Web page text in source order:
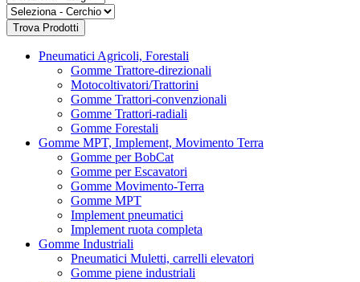
Pneumatici Agricoli, Forestali
Gomme Trattore-direzionali
Motocoltivatori/Trattorini
Gomme Trattori-convenzionali
Gomme Trattori-radiali
Gomme Forestali
Gomme MPT, Implement, Movimento Terra
Gomme per BobCat
Gomme per Escavatori
Gomme Movimento-Terra
Gomme MPT
Implement pneumatici
Implement ruota completa
Gomme Industriali
Pneumatici Muletti, carrelli elevatori
Gomme piene industriali